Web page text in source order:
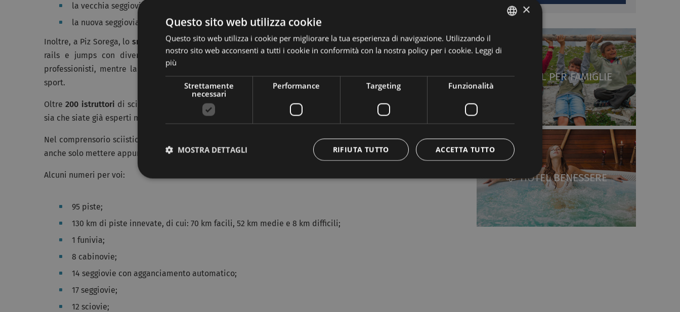
HOTEL PER FAMIGLIE
HOTEL BENESSERE
la vecchia seggiovia a 4 posti è stata sostituita con la nuova seggiovia a 6 posti “
la nuova seggiovia fissa a 4 posti “Costes da L’Ega” ha preso il posto di quella vecchia a 3 posti;
Inoltre, a Piz Sorega, lo snowparkAlta Badia offre a tutti i rider e boarder (professionisti e non) boardercross,
rails e jumps con diversi livelli di difficoltà. La parte superiore dello snowpark è dedicata ai rider
professionisti, mentre la parte sottostante è perfetta per i principianti che vogliono avvicinarsi a questo
sport.
Oltre200 istruttori di sci vi aspettano per insegnarvi a sciare e snowboardare
, sia che siate alle prime armi
sia che siate già esperti ma vogliate
imparare tecniche nuove
Nel comprensorio sciistico dell’Alta Badia potrete anche noleggiare tutte le attrezzatureche vi occorrono, o
anche solo mettere appunto i vostri sci o snowboard.
Alcuni numeri per voi:
95 piste;
130 km di piste innevate, di cui: 70 km facili, 52 km medie e 8 km difficili;
1 funivia;
8 cabinovie;
14 seggiovie con agganciamento automatico;
17 seggiovie;
12 sciovie;
GERMAN
×
Questo sito web utilizza cookie
Questo sito web utilizza i cookie per migliorare la tua esperienza di navigazione. Utilizzando il
nostro sito web acconsenti a tutti i cookie in conformità con la nostra policy per i cookie. Leggi di
più
Strettamente
necessari
Performance Targeting Funzionalità
ACCETTA TUTTO
RIFIUTA TUTTO
MOSTRA DETTAGLI